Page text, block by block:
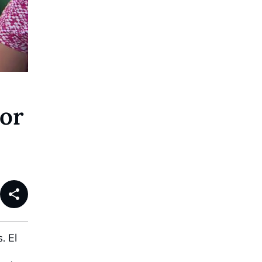
share
El